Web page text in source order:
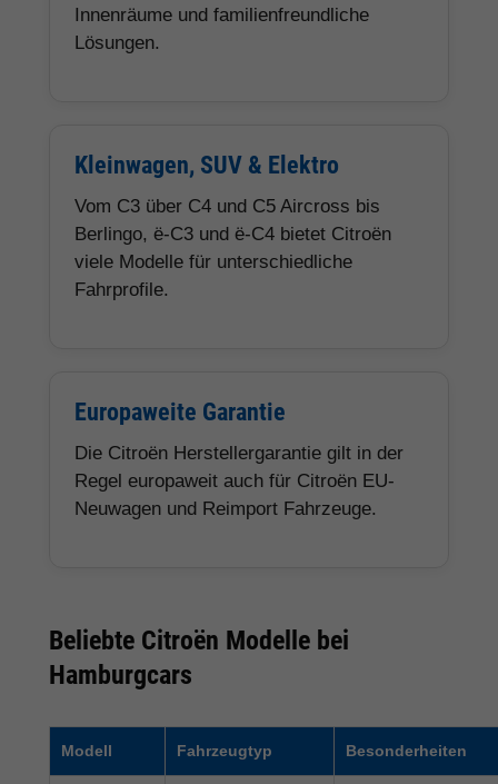
Innenräume und familienfreundliche
Lösungen.
Kleinwagen, SUV & Elektro
Vom C3 über C4 und C5 Aircross bis
Berlingo, ë-C3 und ë-C4 bietet Citroën
viele Modelle für unterschiedliche
Fahrprofile.
Europaweite Garantie
Die Citroën Herstellergarantie gilt in der
Regel europaweit auch für Citroën EU-
Neuwagen und Reimport Fahrzeuge.
Beliebte Citroën Modelle bei
Hamburgcars
Modell Fahrzeugtyp Besonderheiten